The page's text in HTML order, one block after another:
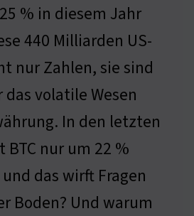
% in diesem Jahr
440 Milliarden US-
nur Zahlen, sie sind
volatile Wesen
In den letzten
nur um 22 %
das wirft Fragen
Boden? Und warum